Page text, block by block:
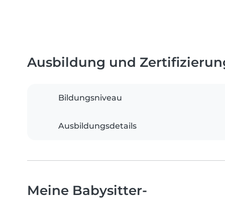
Ausbildung und
Bildungsniveau
Ausbildungsdetails
Meine Babysitter-